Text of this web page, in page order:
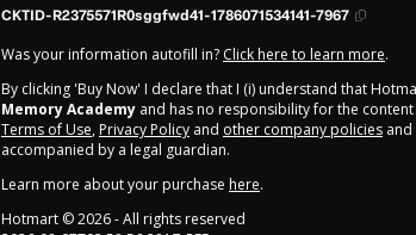
CKTID-R2375571R0sggfwd41-1786071534141-7967
Was your information autofill in? Click here to learn more.
By clicking 'Buy Now' I declare that I (i) understand that
Memory Academy and has no responsibility for the
Terms of Use, Privacy Policy and other company policies
accompanied by a legal guardian.
Learn more about your purchase here.
Hotmart ©2026- All rights reserved